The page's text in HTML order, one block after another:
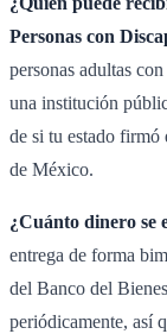
Personas con
personas adultas
una institución
de si tu estado
de México.
¿Cuánto dinero se
entrega de forma
del Banco del
periódicamente, así